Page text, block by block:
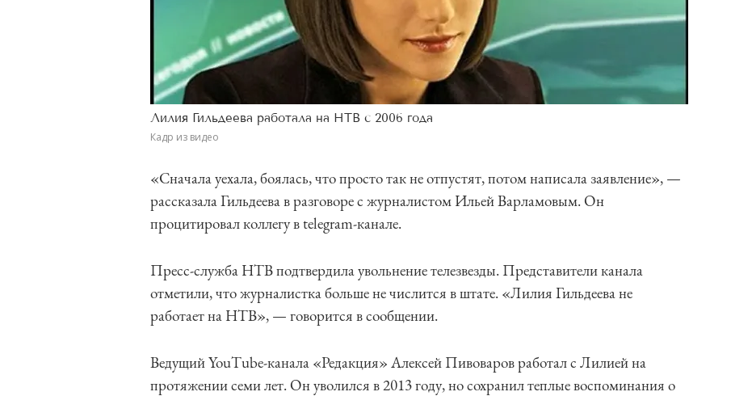
Лилия Гильдеева работала на НТВ с 2006 года
Кадр из видео
«Сначала уехала, боялась, что просто так не отпустят, потом написала заявление», —
рассказала Гильдеева в разговоре с журналистом Ильей Варламовым. Он
процитировал коллегу в telegram-канале.
Пресс-служба НТВ подтвердила увольнение телезвезды. Представители канала
отметили, что журналистка больше не числится в штате. «Лилия Гильдеева не
работает на НТВ», — говорится в сообщении.
Ведущий YouTube-канала «Редакция» Алексей Пивоваров работал с Лилией на
протяжении семи лет. Он уволился в 2013 году, но сохранил теплые воспоминания о